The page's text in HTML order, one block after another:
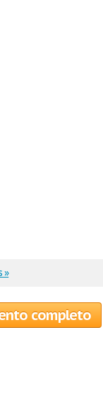
»
completo